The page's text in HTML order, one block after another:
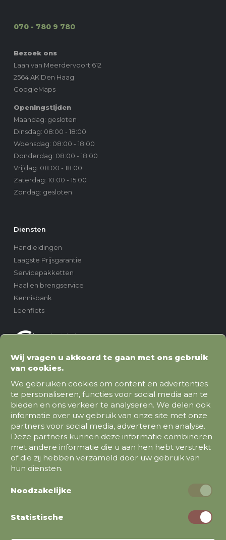
070 - 780 9 780
Bezoek ons
Laan van Meerdervoort 612
2564 AK Den Haag
GoogleMaps
Openingstijden
Maandag: gesloten
Dinsdag: 08:00 - 18:00
Woensdag: 08:00 - 18:00
Donderdag: 08:00 - 18:00
Vrijdag: 08:00 - 18:00
Zaterdag: 10:00 - 15:00
Zondag: gesloten
Diensten
Handleidingen
Laagste Prijsgarantie
Servicepakketten
Haal en brengservice
Kennisbank
Leenfiets
Fietsen
Stadsfietsen
Elektrische fietsen
Bakfietsen
Merken
Batavus
Kalkhoff
Wij vragen u akkoord te gaan met ons gebruik
van cookies.
We gebruiken cookies om content en advertenties
te personaliseren, functies voor social media aan te
bieden en ons verkeer te analyseren. We delen ook
informatie over uw gebruik van onze site met onze
partners voor social media, adverteren en analyse.
Deze partners kunnen deze informatie combineren
met andere informatie die u aan hen hebt verstrekt
of die zij hebben verzameld door uw gebruik van
hun diensten.
Noodzakelijke
Statistische